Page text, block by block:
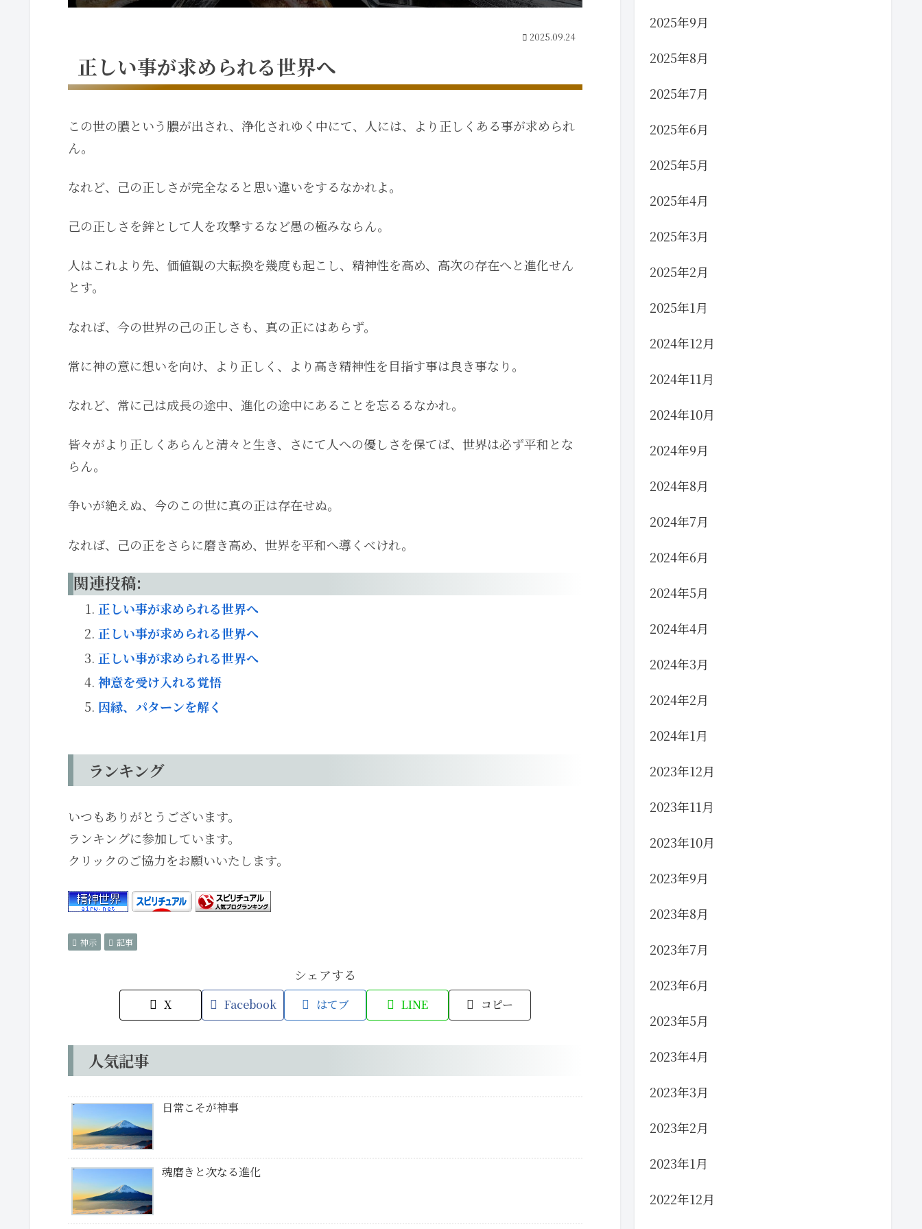
2025.09.24
正しい事が求められる世界へ
この世の膿という膿が出され、浄化されゆく中にて、人には、より正しくある事が求められ
ん。
なれど、己の正しさが完全なると思い違いをするなかれよ。
己の正しさを鉾として人を攻撃するなど愚の極みならん。
人はこれより先、価値観の大転換を幾度も起こし、精神性を高め、高次の存在へと進化せん
とす。
なれば、今の世界の己の正しさも、真の正にはあらず。
常に神の意に想いを向け、より正しく、より高き精神性を目指す事は良き事なり。
なれど、常に己は成長の途中、進化の途中にあることを忘るるなかれ。
皆々がより正しくあらんと清々と生き、さにて人への優しさを保てば、世界は必ず平和とな
らん。
争いが絶えぬ、今のこの世に真の正は存在せぬ。
なれば、己の正をさらに磨き高め、世界を平和へ導くべけれ。
関連投稿:
正しい事が求められる世界へ
正しい事が求められる世界へ
正しい事が求められる世界へ
神意を受け入れる覚悟
因縁、パターンを解く
ランキング
いつもありがとうございます。
ランキングに参加しています。
クリックのご協力をお願いいたします。
神示 記事
シェアする
X Facebook はてブ LINE コピー
人気記事
日常こそが神事
魂磨きと次なる進化
2025年9月
2025年8月
2025年7月
2025年6月
2025年5月
2025年4月
2025年3月
2025年2月
2025年1月
2024年12月
2024年11月
2024年10月
2024年9月
2024年8月
2024年7月
2024年6月
2024年5月
2024年4月
2024年3月
2024年2月
2024年1月
2023年12月
2023年11月
2023年10月
2023年9月
2023年8月
2023年7月
2023年6月
2023年5月
2023年4月
2023年3月
2023年2月
2023年1月
2022年12月